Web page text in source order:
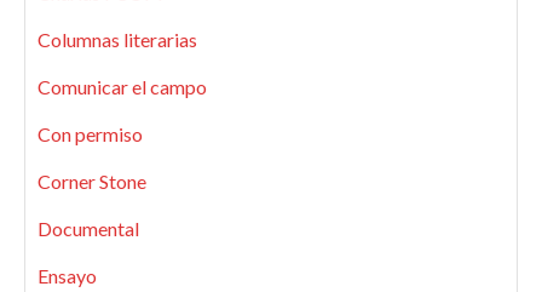
Columnas literarias
Comunicar el campo
Con permiso
Corner Stone
Documental
Ensayo